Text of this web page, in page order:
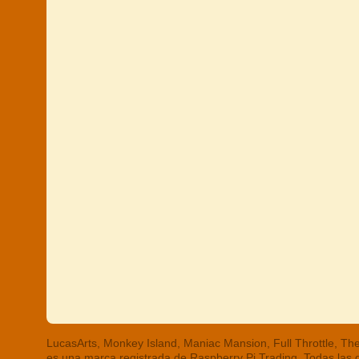
LucasArts, Monkey Island, Maniac Mansion, Full Throttle,